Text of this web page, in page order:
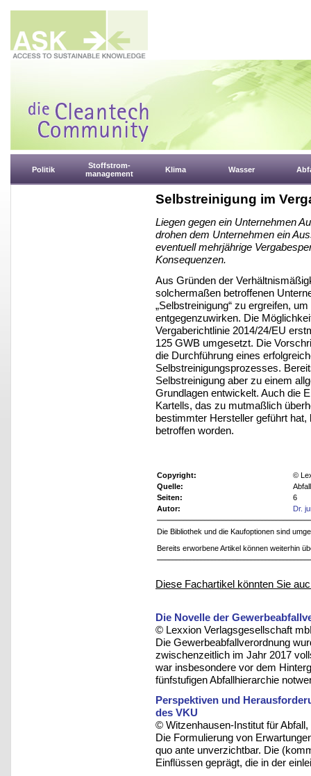
Politik
Stoffstrom-
management
Klima Wasser
Selbstreinigung im
Liegen gegen ein Unternehmen
drohen dem Unternehmen ein
eventuell mehrjährige
Konsequenzen.
Aus Gründen der
solchermaßen betroffenen
„Selbstreinigung“ zu ergreifen,
entgegenzuwirken. Die
Vergaberichtlinie 2014/24/EU
125 GWB umgesetzt. Die
die Durchführung eines
Selbstreinigungsprozesses.
Selbstreinigung aber zu einem
Grundlagen entwickelt. Auch die
Kartells, das zu mutmaßlich
bestimmter Hersteller geführt
betroffen worden.
Copyright:
©
Quelle:
Seiten:
6
Autor:
Dr.
Die Bibliothek und die Kaufoptionen sind
Bereits erworbene Artikel können weiterhin
Diese Fachartikel könnten Sie
Die Novelle der
© Lexxion Verlagsgesellschaft
Die Gewerbeabfallverordnung
zwischenzeitlich im Jahr 2017
war insbesondere vor dem
fünfstufigen Abfallhierarchie
Perspektiven und
des VKU
© Witzenhausen-Institut für
Die Formulierung von
quo ante unverzichtbar. Die
Einflüssen geprägt, die in der